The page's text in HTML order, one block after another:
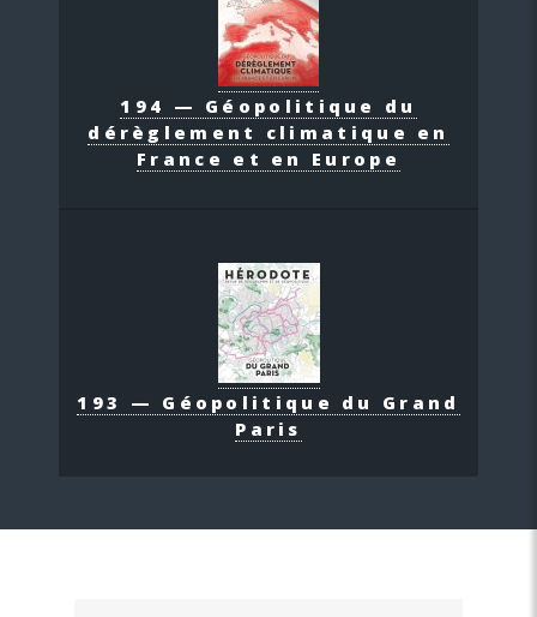
194 — Géopolitique du
dérèglement climatique en
France et en Europe
193 — Géopolitique du Grand
Paris